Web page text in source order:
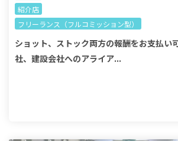
紹介店
フリーランス（フルコミッション型）
ショット、ストック両方の報酬をお支払い
社、建設会社へのアライア...